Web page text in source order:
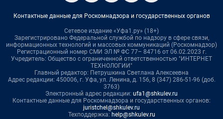
Контактные данные для Роскомнадзора и государственных органов
Сетевое издание «Уфа1.ру» (18+)
Зарегистрировано Федеральной службой по надзору в сфере связи,
информационных технологий и массовых коммуникаций (Роскомнадзор)
Регистрационный номер СМИ ЭЛ № ФС 77– 84716 от 06.02.2023 г.
Учредитель: Общество с ограниченной ответственностью "ИНТЕРНЕТ
ТЕХНОЛОГИИ"
Главный редактор: Петрушкина Светлана Алексеевна
Адрес редакции: 450006, г. Уфа, ул. Ленина, д. 156, 8 (347) 286-51-96 (доб.
3763)
Электронный адрес редакции: ufa1@shkulev.ru
Контактные данные для Роскомнадзора и государственных органов:
juristchel@shkulev.ru
Техподдержка: help@shkulev.ru